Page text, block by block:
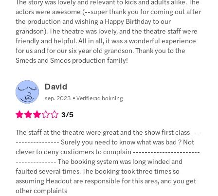
actors were awesome (--super thank you for coming out after
the production and wishing a Happy Birthday to our
grandson). The theatre was lovely, and the theatre staff were
friendly and helpful. All in all, it was a wonderful experience
for us and for our six year old grandson. Thank you to the
Smeds and Smoos production family!
David
sep. 2023 Verifierad bokning
3/5
The staff at the theatre were great and the show first class ---
--------------- Surely you need to know what was bad ? Not
clever to deny custiomers to complain -----------------------
-------------- The booking system was long winded and
faulted several times. The booking took three times so
assuming Headout are responsible for this area, and you get
other complaints